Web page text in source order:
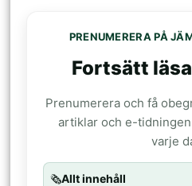
PRENUMERERA PÅ
Fortsätt
Prenumerera och få
artiklar och e-
varje
🗞️Allt innehåll